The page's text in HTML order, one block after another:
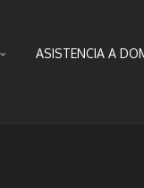
ASISTENCIA A